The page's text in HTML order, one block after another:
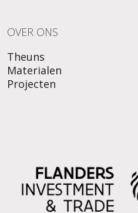
OVER ONS
Theuns
Materialen
Projecten